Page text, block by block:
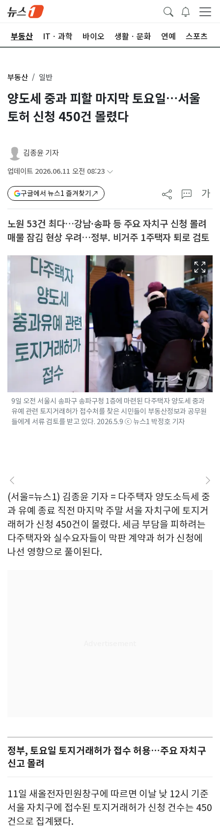
부동산 ITㆍ과학 바이오 생활ㆍ문화 연예 스포츠
부동산 일반
양도세 중과 피할 마지막 토요일…서울
토허 신청 450건 몰렸다
김종윤 기자
업데이트 2026.06.11 오전 08:23
구글에서 뉴스1 즐겨찾기 가
노원 53건 최다…강남·송파 등 주요 자치구 신청 몰려
매물 잠김 현상 우려…정부. 비거주 1주택자 퇴로 검토
9일 오전 서울시 송파구 송파구청 1층에 마련된 다주택자 양도세 중과
유예 관련 토지거래허가 접수처를 찾은 시민들이 부동산정보과 공무원
들에게 서류 검토를 받고 있다. 2026.5.9 ⓒ 뉴스1 박정호 기자
(서울=뉴스1) 김종윤 기자 = 다주택자 양도소득세 중
과 유예 종료 직전 마지막 주말 서울 자치구에 토지거
래허가 신청 450건이 몰렸다. 세금 부담을 피하려는
다주택자와 실수요자들이 막판 계약과 허가 신청에
나선 영향으로 풀이된다.
정부, 토요일 토지거래허가 접수 허용…주요 자치구
신고 몰려
11일 새올전자민원창구에 따르면 이날 낮 12시 기준
서울 자치구에 접수된 토지거래허가 신청 건수는 450
건으로 집계됐다.